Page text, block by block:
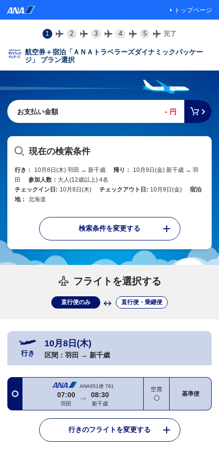
トップページ
1 2 3 4 5 完了
航空券＋宿泊「ＡＮＡトラベラーズダイナミックパッケー
ジ」 プラン選択
お支払い金額 - 円
現在の検索条件
行き： 10月8日(木) 羽田 → 新千歳 帰り：
10月9日(金) 新千歳 → 羽
田
参加人数： 大人(12歳以上) 4名
チェックイン日: 10月8日(木) チェックアウト日: 10月9日(金)
宿泊
地： 北海道
検索条件を変更する
フライトを選択する
直行便のみ 直行便・乗継便
行き
10月8日(木)
区間： 羽田 → 新千歳
ANA051便 781
07:00
羽田
08:30
新千歳
空席
基準便
行きのフライトを変更する